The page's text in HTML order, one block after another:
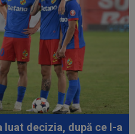
luat decizia, după ce l-a